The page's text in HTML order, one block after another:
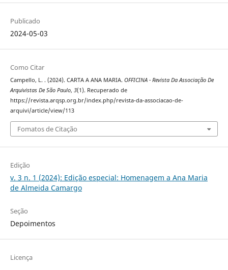
Publicado
2024-05-03
Como Citar
Campello, L. . (2024). CARTA A ANA MARIA. OFFICINA - Revista Da Associação De
Arquivistas De São Paulo, 3(1). Recuperado de
https://revista.arqsp.org.br/index.php/revista-da-associacao-de-
arquivi/article/view/113
Fomatos de Citação
Edição
v. 3 n. 1 (2024): Edição especial: Homenagem a Ana Maria
de Almeida Camargo
Seção
Depoimentos
Licença